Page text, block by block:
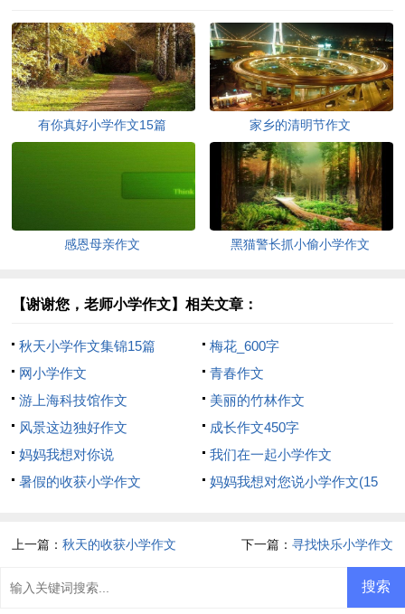
有你真好小学作文15篇 家乡的清明节作文
感恩母亲作文 黑猫警长抓小偷小学作文
【谢谢您，老师小学作文】相关文章：
秋天小学作文集锦15篇
梅花_600字
网小学作文
青春作文
游上海科技馆作文
美丽的竹林作文
风景这边独好作文
成长作文450字
妈妈我想对你说
我们在一起小学作文
暑假的收获小学作文
妈妈我想对您说小学作文(15
上一篇：秋天的收获小学作文 下一篇： 寻找快乐小学作文